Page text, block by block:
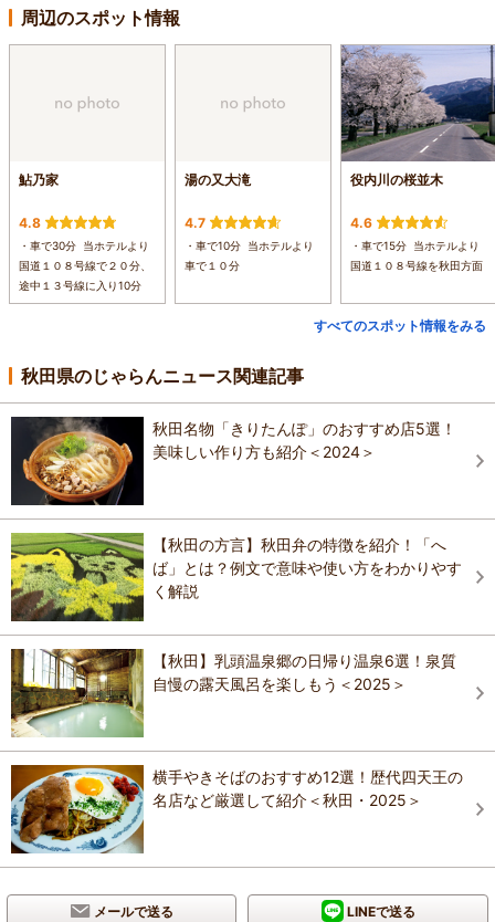
周辺のスポット情報
鮎乃家
4.8
・車で30分 当ホテルより
国道１０８号線で２０分、
途中１３号線に入り10分
湯の又大滝
4.7
・車で10分 当ホテルより
車で１０分
役内川の桜並木
4.6
・車で15分 当ホテルより
国道１０８号線を秋田方面
すべてのスポット情報をみる
秋田県のじゃらんニュース関連記事
秋田名物「きりたんぽ」のおすすめ店5選！
美味しい作り方も紹介＜2024＞
【秋田の方言】秋田弁の特徴を紹介！「へ
ば」とは？例文で意味や使い方をわかりやす
く解説
【秋田】乳頭温泉郷の日帰り温泉6選！泉質
自慢の露天風呂を楽しもう＜2025＞
横手やきそばのおすすめ12選！歴代四天王の
名店など厳選して紹介＜秋田・2025＞
メールで送る LINEで送る